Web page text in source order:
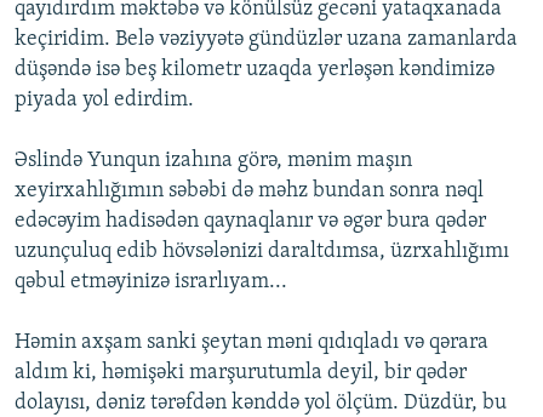
qayıdırdım məktəbə və könülsüz gecəni yataqxanada
keçiridim. Belə vəziyyətə gündüzlər uzana zamanlarda
düşəndə isə beş kilometr uzaqda yerləşən kəndimizə
piyada yol edirdim.
Əslində Yunqun izahına görə, mənim maşın
xeyirxahlığımın səbəbi də məhz bundan sonra nəql
edəcəyim hadisədən qaynaqlanır və əgər bura qədər
uzunçuluq edib hövsələnizi daraltdımsa, üzrxahlığımı
qəbul etməyinizə israrlıyam...
Həmin axşam sanki şeytan məni qıdıqladı və qərara
aldım ki, həmişəki marşurutumla deyil, bir qədər
dolayısı, dəniz tərəfdən kənddə yol ölçüm. Düzdür, bu